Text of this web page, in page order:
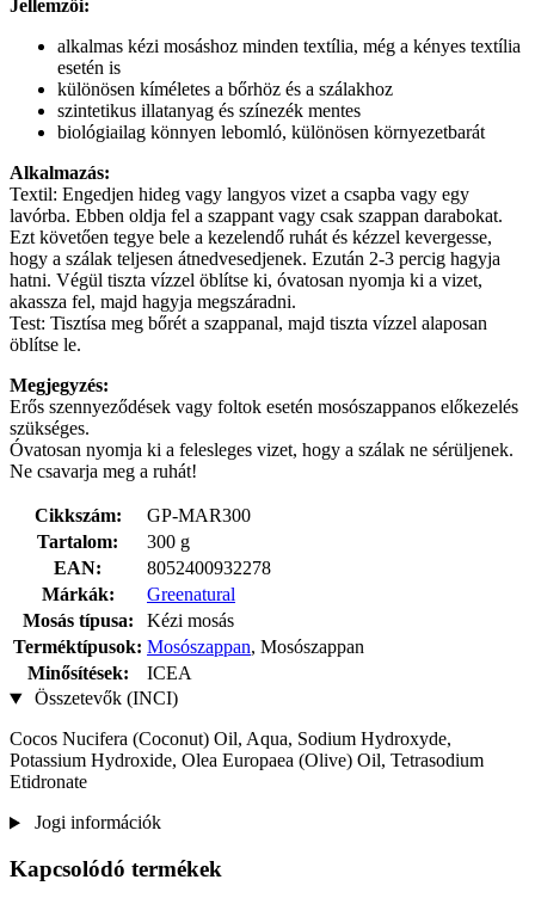
Jellemzői:
alkalmas kézi mosáshoz minden textília, még a kényes textília
esetén is
különösen kíméletes a bőrhöz és a szálakhoz
szintetikus illatanyag és színezék mentes
biológiailag könnyen lebomló, különösen környezetbarát
Alkalmazás:
Textil: Engedjen hideg vagy langyos vizet a csapba vagy egy
lavórba. Ebben oldja fel a szappant vagy csak szappan darabokat.
Ezt követően tegye bele a kezelendő ruhát és kézzel kevergesse,
hogy a szálak teljesen átnedvesedjenek. Ezután 2-3 percig hagyja
hatni. Végül tiszta vízzel öblítse ki, óvatosan nyomja ki a vizet,
akassza fel, majd hagyja megszáradni.
Test: Tisztísa meg bőrét a szappanal, majd tiszta vízzel alaposan
öblítse le.
Megjegyzés:
Erős szennyeződések vagy foltok esetén mosószappanos előkezelés
szükséges.
Óvatosan nyomja ki a felesleges vizet, hogy a szálak ne sérüljenek.
Ne csavarja meg a ruhát!
Cikkszám:
GP-MAR300
Tartalom:
300 g
EAN:
8052400932278
Márkák:
Greenatural
Mosás típusa:
Kézi mosás
Terméktípusok: Mosószappan, Mosószappan
Minősítések:
ICEA
Összetevők (INCI)
Cocos Nucifera (Coconut) Oil, Aqua, Sodium Hydroxyde,
Potassium Hydroxide, Olea Europaea (Olive) Oil, Tetrasodium
Etidronate
Jogi információk
Kapcsolódó termékek